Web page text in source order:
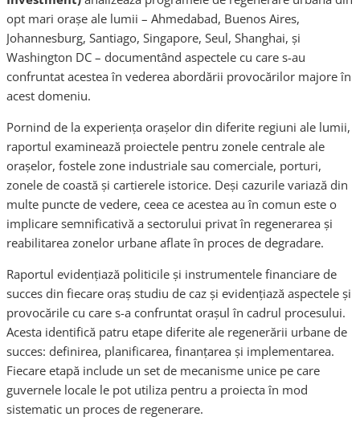
opt mari orașe ale lumii – Ahmedabad, Buenos Aires,
Johannesburg, Santiago, Singapore, Seul, Shanghai, şi
Washington DC – documentând aspectele cu care s-au
confruntat acestea în vederea abordării provocărilor majore în
acest domeniu.
Pornind de la experiența orașelor din diferite regiuni ale lumii,
raportul examinează proiectele pentru zonele centrale ale
orașelor, fostele zone industriale sau comerciale, porturi,
zonele de coastă şi cartierele istorice. Deşi cazurile variază din
multe puncte de vedere, ceea ce acestea au în comun este o
implicare semnificativă a sectorului privat în regenerarea şi
reabilitarea zonelor urbane aflate în proces de degradare.
Raportul evidențiază politicile şi instrumentele financiare de
succes din fiecare oraş studiu de caz şi evidenţiază aspectele şi
provocările cu care s-a confruntat orașul în cadrul procesului.
Acesta identifică patru etape diferite ale regenerării urbane de
succes: definirea, planificarea, finanţarea şi implementarea.
Fiecare etapă include un set de mecanisme unice pe care
guvernele locale le pot utiliza pentru a proiecta în mod
sistematic un proces de regenerare.